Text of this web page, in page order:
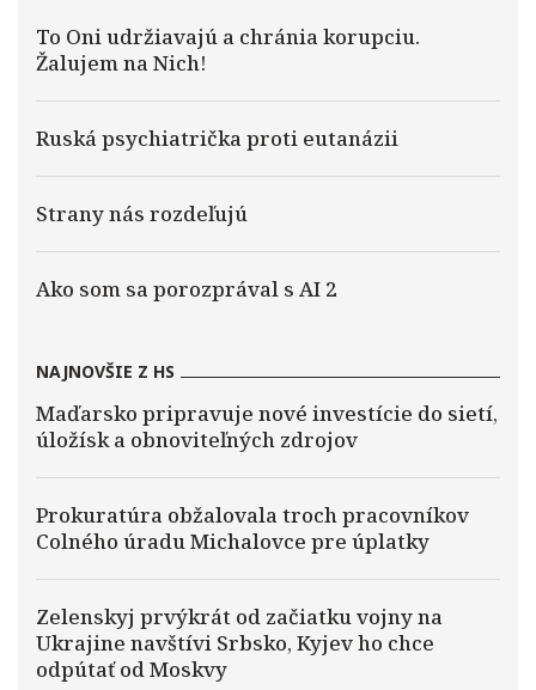
To Oni udržiavajú a chránia korupciu.
Žalujem na Nich!
Ruská psychiatrička proti eutanázii
Strany nás rozdeľujú
Ako som sa porozprával s AI 2
NAJNOVŠIE Z HS
Maďarsko pripravuje nové investície do sietí,
úložísk a obnoviteľných zdrojov
Prokuratúra obžalovala troch pracovníkov
Colného úradu Michalovce pre úplatky
Zelenskyj prvýkrát od začiatku vojny na
Ukrajine navštívi Srbsko, Kyjev ho chce
odpútať od Moskvy